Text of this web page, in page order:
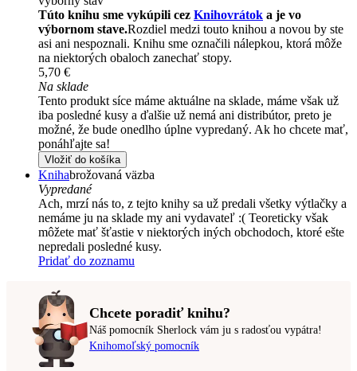
Túto knihu sme vykúpili cez Knihovrátok a je vo
výbornom stave.Rozdiel medzi touto knihou a novou by ste
asi ani nespoznali. Knihu sme označili nálepkou, ktorá môže
na niektorých obaloch zanechať stopy.
5,70 €
Na sklade
Tento produkt síce máme aktuálne na sklade, máme však už
iba posledné kusy a ďalšie už nemá ani distribútor, preto je
možné, že bude onedlho úplne vypredaný. Ak ho chcete mať,
ponáhľajte sa!
Vložiť do košíka
Knihabrožovaná väzba
Vypredané
Ach, mrzí nás to, z tejto knihy sa už predali všetky výtlačky a
nemáme ju na sklade my ani vydavateľ :( Teoreticky však
môžete mať šťastie v niektorých iných obchodoch, ktoré ešte
nepredali posledné kusy.
Pridať do zoznamu
Chcete poradiť knihu?
Náš pomocník Sherlock vám ju s radosťou vypátra!
Knihomoľský pomocník